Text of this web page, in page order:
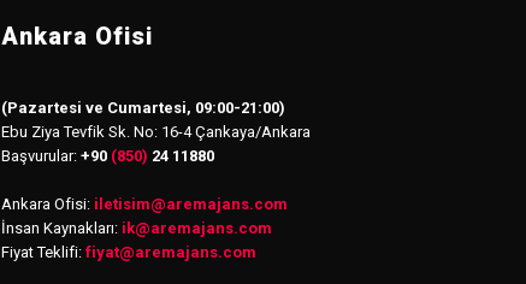
Ankara Ofisi
(Pazartesi ve Cumartesi, 09:00-21:00)
Ebu Ziya Tevfik Sk. No: 16-4 Çankaya/Ankara
Başvurular: +90 (850) 24 11880
Ankara Ofisi: iletisim@aremajans.com
İnsan Kaynakları: ik@aremajans.com
Fiyat Teklifi: fiyat@aremajans.com